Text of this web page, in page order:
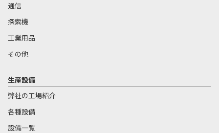
通信
探索機
工業用品
その他
生産設備
弊社の工場紹介
各種設備
設備一覧